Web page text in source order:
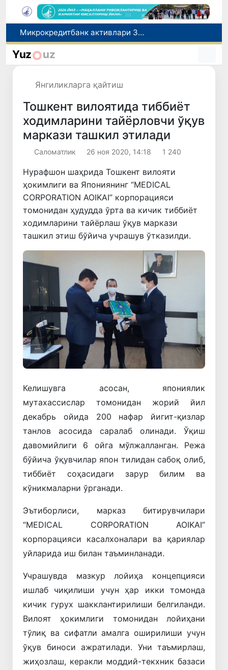
Малайзия Марказий Осиёда тиббий туризм йўналиши сифатидаги мавқеини мустаҳкамламоқда
Польшадаги элчихона кўмагида она ва бола Ватанга қайтарилди
Yuz uz
Янгиликларга қайтиш
Тошкент вилоятида тиббиёт
ходимларини тайёрловчи ўқув
маркази ташкил этилади
Саломатлик 26 ноя 2020, 14:18 1 240
Нурафшон шаҳрида Тошкент вилояти
ҳокимлиги ва Япониянинг “MEDICAL
CORPORATION AOIKAI” корпорацияси
томонидан ҳудудда ўрта ва кичик тиббиёт
ходимларини тайёрлаш ўқув маркази
ташкил этиш бўйича учрашув ўтказилди.
Келишувга асосан, япониялик
мутахассислар томонидан жорий йил
декабрь ойида 200 нафар йигит-қизлар
танлов асосида саралаб олинади. Ўқиш
давомийлиги 6 ойга мўлжалланган. Режа
бўйича ўқувчилар япон тилидан сабоқ олиб,
тиббиёт соҳасидаги зарур билим ва
кўникмаларни ўрганади.
Эътиборлиси, марказ битирувчилари
“MEDICAL CORPORATION AOIKAI”
корпорацияси касалхоналари ва қариялар
уйларида иш билан таъминланади.
Учрашувда мазкур лойиҳа концепцияси
ишлаб чиқилиши учун ҳар икки томонда
кичик гурух шакклантирилиши белгиланди.
Вилоят ҳокимлиги томонидан лойиҳани
тўлиқ ва сифатли амалга оширилиши учун
ўқув биноси ажратилади. Уни таъмирлаш,
жиҳозлаш, керакли моддий-текхник базаси